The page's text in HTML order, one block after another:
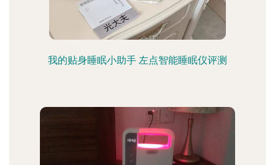
我的贴身睡眠小助手 左点智能睡眠仪评测